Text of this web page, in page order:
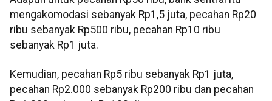
mengakomodasi sebanyak Rp1,5 juta, pecahan Rp20
ribu sebanyak Rp500 ribu, pecahan Rp10 ribu
sebanyak Rp1 juta.
Kemudian, pecahan Rp5 ribu sebanyak Rp1 juta,
pecahan Rp2.000 sebanyak Rp200 ribu dan pecahan